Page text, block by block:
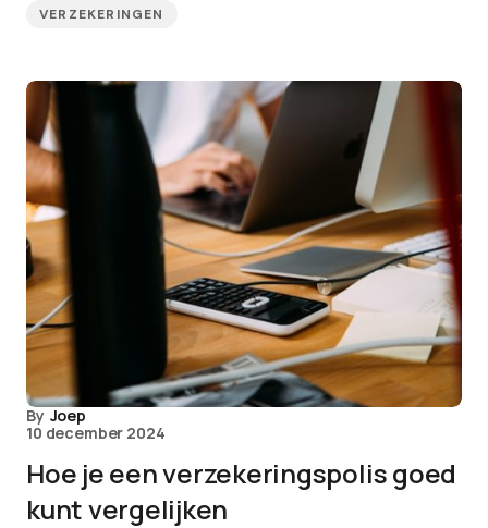
VERZEKERINGEN
By Joep
10 december 2024
Hoe je een verzekeringspolis goed
kunt vergelijken